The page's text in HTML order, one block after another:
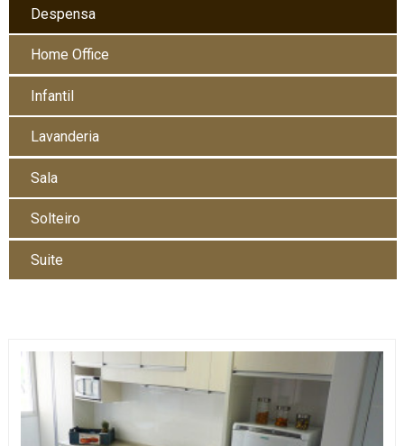
Despensa
Home Office
Infantil
Lavanderia
Sala
Solteiro
Suite